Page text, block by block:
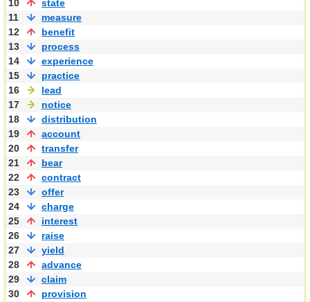
10
state
11
measure
12
benefit
13
process
14
experience
15
practice
16
lead
17
notice
18
distribution
19
account
20
transfer
21
bear
22
contract
23
offer
24
charge
25
interest
26
raise
27
yield
28
advance
29
claim
30
provision